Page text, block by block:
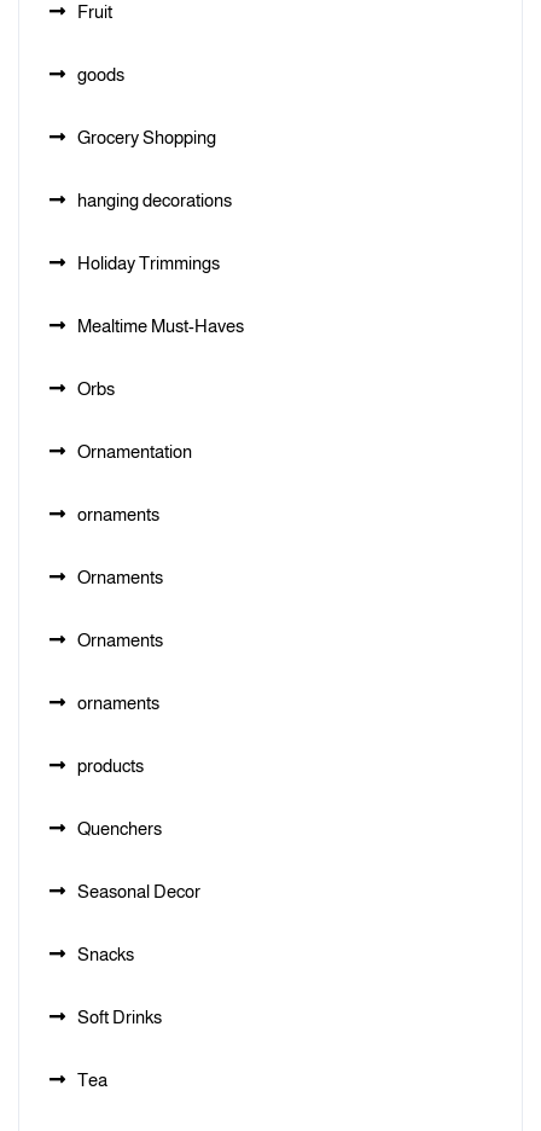
Fruit
goods
Grocery Shopping
hanging decorations
Holiday Trimmings
Mealtime Must-Haves
Orbs
Ornamentation
ornaments
Ornaments
Ornaments
ornaments
products
Quenchers
Seasonal Decor
Snacks
Soft Drinks
Tea